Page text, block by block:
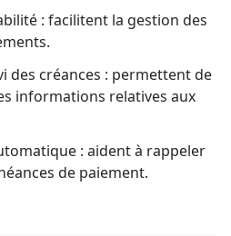
: facilitent la gestion des
des créances : permettent de
informations relatives aux
: aident à rappeler
de paiement.